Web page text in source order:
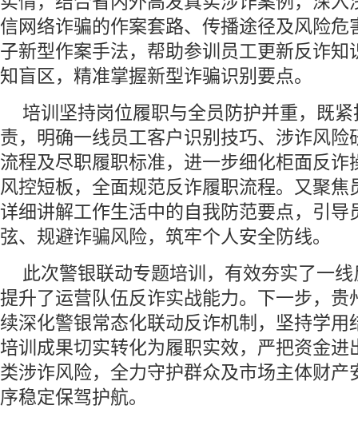
信网络诈骗的作案套路、传播途径及风险危
子新型作案手法，帮助参训员工更新反诈知
知盲区，精准掌握新型诈骗识别要点。
培训坚持岗位履职与全员防护并重，既
责，明确一线员工客户识别技巧、涉诈风险
流程及尽职履职标准，进一步细化柜面反诈
风控短板，全面规范反诈履职流程。又聚焦
详细讲解工作生活中的自我防范要点，引导
弦、规避诈骗风险，筑牢个人安全防线。
此次警银联动专题培训，有效夯实了一
提升了运营队伍反诈实战能力。下一步，贵
续深化警银常态化联动反诈机制，坚持学用
培训成果切实转化为履职实效，严把资金进
类涉诈风险，全力守护群众及市场主体财产
序稳定保驾护航。